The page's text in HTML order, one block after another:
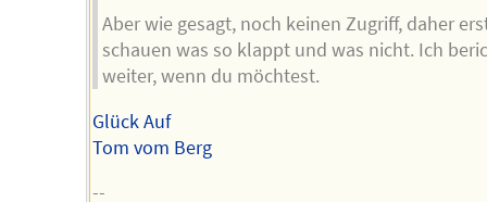
Aber wie gesagt, noch keinen Zugriff, daher
schauen was so klappt und was nicht. Ich
weiter, wenn du möchtest.
Glück Auf
Tom vom Berg
--